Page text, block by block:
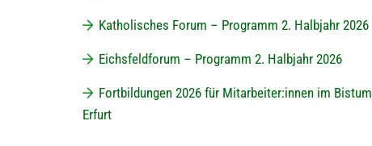
Katholisches Forum – Programm 2. Halbjahr 2026
Eichsfeldforum – Programm 2. Halbjahr 2026
Fortbildungen 2026 für Mitarbeiter:innen im Bistum
Erfurt